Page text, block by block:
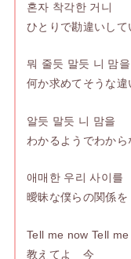
혼자 착각한 거니
ひとりで勘違いし
뭐 줄듯 말듯 니 맘을
何か求めてそうな
알듯 말듯 니 맘을
わかるようでわか
애매한 우리 사이를
曖昧な僕らの関係を
Tell me now Tell
教えてよ 今